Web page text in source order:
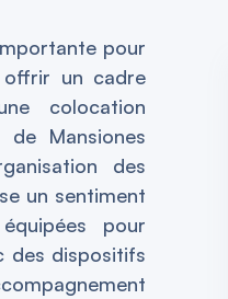
pour
un cadre
colocation
de Mansiones
des
un sentiment
pour
des dispositifs